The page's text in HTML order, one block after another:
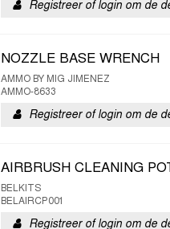
Registreer of login om de
NOZZLE BASE WRENCH
AMMO BY MIG JIMENEZ
AMMO-8633
Registreer of login om de
AIRBRUSH CLEANING POT
BELKITS
BELAIRCP001
Registreer of login om de